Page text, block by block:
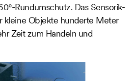
Rundumschutz. Das Sensorik-
kleine Objekte hunderte Meter
Zeit zum Handeln und